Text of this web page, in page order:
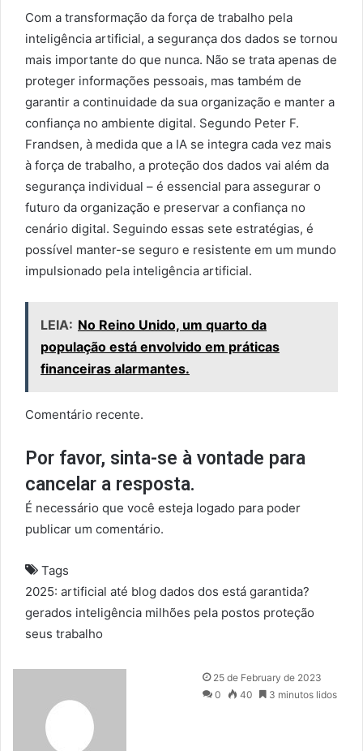
Com a transformação da força de trabalho pela
inteligência artificial, a segurança dos dados se tornou
mais importante do que nunca. Não se trata apenas de
proteger informações pessoais, mas também de
garantir a continuidade da sua organização e manter a
confiança no ambiente digital. Segundo Peter F.
Frandsen, à medida que a IA se integra cada vez mais
à força de trabalho, a proteção dos dados vai além da
segurança individual – é essencial para assegurar o
futuro da organização e preservar a confiança no
cenário digital. Seguindo essas sete estratégias, é
possível manter-se seguro e resistente em um mundo
impulsionado pela inteligência artificial.
LEIA: No Reino Unido, um quarto da
população está envolvido em práticas
financeiras alarmantes.
Comentário recente.
Por favor, sinta-se à vontade para
cancelar a resposta.
É necessário que você esteja logado para poder
publicar um comentário.
Tags
2025: artificial até blog dados dos está garantida?
gerados inteligência milhões pela postos proteção
seus trabalho
25 de February de 2023
0
40 3 minutos lidos